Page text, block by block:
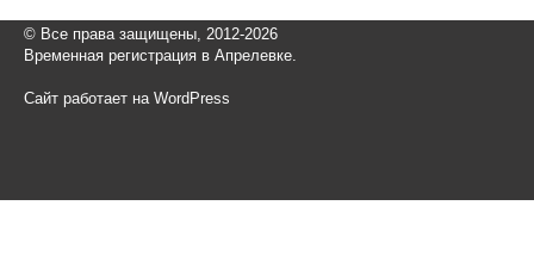
© Все права защищены, 2012-2026
Временная регистрация в Апрелевке.
Сайт работает на WordPress